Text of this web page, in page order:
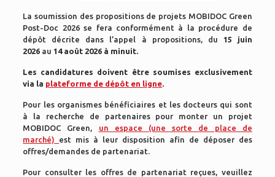
La soumission des propositions de projets MOBIDOC Green
Post-Doc 2026 se fera conformément à la procédure de
dépôt décrite dans l’appel à propositions, du 15 juin
2026 au14 août 2026 à minuit.
Les candidatures doivent être soumises exclusivement
via la plateforme de dépôt en ligne.
Pour les organismes bénéficiaires et les docteurs qui sont
à la recherche de partenaires pour monter un projet
MOBIDOC Green, un espace (une sorte de place de
marché) est mis à leur disposition afin de déposer des
offres/demandes de partenariat.
Pour consulter les offres de partenariat reçues, veuillez